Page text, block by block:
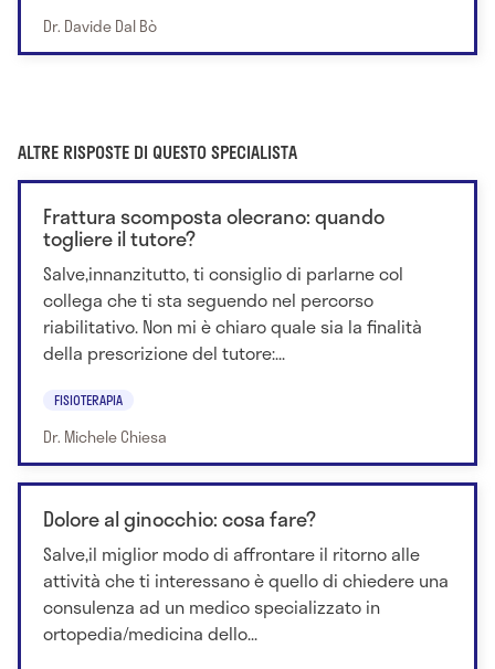
Dr. Davide Dal Bò
ALTRE RISPOSTE DI QUESTO SPECIALISTA
Frattura scomposta olecrano: quando
togliere il tutore?
Salve,innanzitutto, ti consiglio di parlarne col
collega che ti sta seguendo nel percorso
riabilitativo. Non mi è chiaro quale sia la finalità
della prescrizione del tutore:...
FISIOTERAPIA
Dr. Michele Chiesa
Dolore al ginocchio: cosa fare?
Salve,il miglior modo di affrontare il ritorno alle
attività che ti interessano è quello di chiedere una
consulenza ad un medico specializzato in
ortopedia/medicina dello...